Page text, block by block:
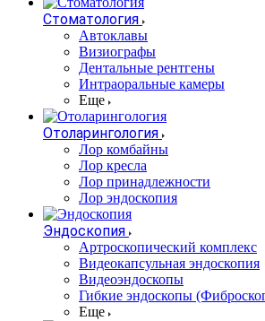
Стоматология
Автоклавы
Визиографы
Дентальные рентгены
Интраоральные камеры
Еще
Отоларингология
Лор комбайны
Лор кресла
Лор принадлежности
Лор эндоскопия
Эндоскопия
Артроскопический комплекс
Видеокапсульная эндоскопия
Видеоэндоскопы
Гибкие эндоскопы
Еще